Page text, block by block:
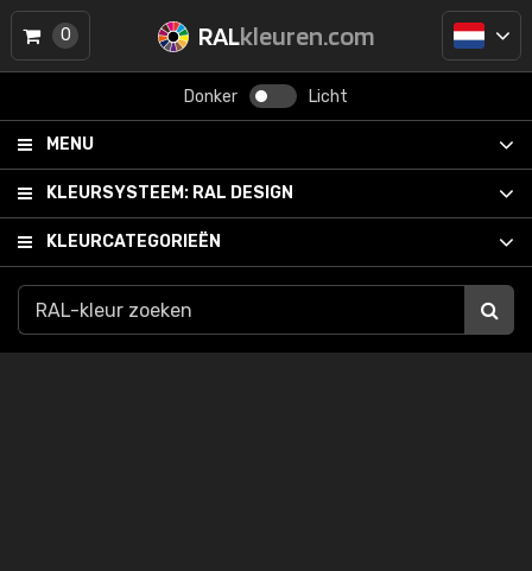
RALkleuren.com
Donker Licht
MENU
KLEURSYSTEEM: RAL DESIGN
KLEURCATEGORIEËN
0